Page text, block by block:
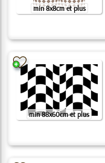
min 8x8cm et plus
min 88x60cm et plus